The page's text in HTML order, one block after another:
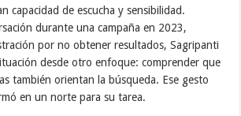
capacidad de escucha y sensibilidad.
durante una campaña en 2023,
por no obtener resultados, Sagripanti
desde otro enfoque: comprender que
también orientan la búsqueda. Ese gesto
en un norte para su tarea.